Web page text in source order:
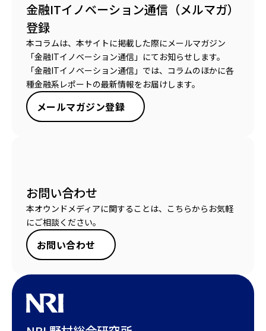
金融ITイノベーション通信（メルマガ）
登録
本コラムは、本サイトに掲載した際にメールマガジン
「金融ITイノベーション通信」にてお知らせします。
「金融ITイノベーション通信」では、コラムのほかに各
種金融系レポートの最新情報をお届けします。
メールマガジン登録
お問い合わせ
本オウンドメディアに関することは、こちらからお気軽
にご相談ください。
お問い合わせ